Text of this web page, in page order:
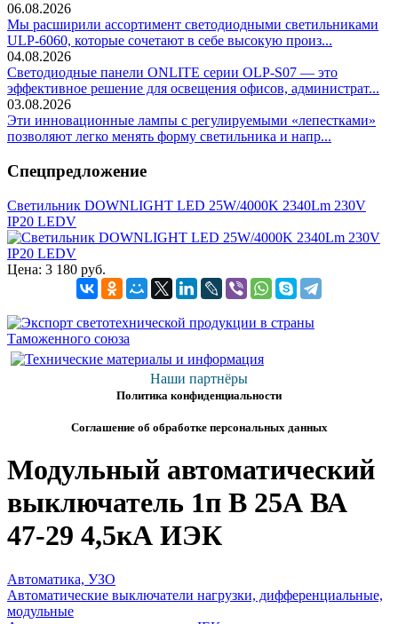
06.08.2026
Мы расширили ассортимент светодиодными светильниками
ULP-6060, которые сочетают в себе высокую произ...
04.08.2026
Светодиодные панели ONLITE серии OLP-S07 — это
эффективное решение для освещения офисов, администрат...
03.08.2026
Эти инновационные лампы с регулируемыми «лепестками»
позволяют легко менять форму светильника и напр...
Спецпредложение
Светильник DOWNLIGHT LED 25W/4000K 2340Lm 230V
IP20 LEDV
Цена: 3 180 руб.
Наши партнёры
Политика конфиденциальности
Соглашение об обработке персональных данных
Модульный автоматический
выключатель 1п B 25А ВА
47-29 4,5кА ИЭК
Автоматика, УЗО
Автоматические выключатели нагрузки, дифференциальные,
модульные